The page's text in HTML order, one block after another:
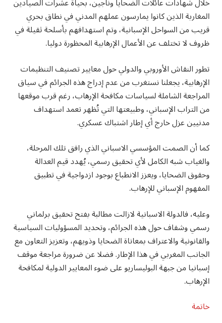
المغاربة الذين كانوا يمارسون عملهم المدني في نطاق بحري
قريب من السواحل الإسبانية، وتم استهدافهم بأسلحة ثقيلة في
ظروف لا تختلف عن الأعمال الإرهابية المحظورة دوليا.
تطور النقاش الأوروبي والدولي حول معايير تصنيف التنظيمات
الإرهابية، يجعلنا نستغرب من عدم إدراج هذه الجرائم في سياق
المراجعة الشاملة لسياسات مكافحة الإرهاب، رغم قرب موقعها
من التراب الإسباني، وطبيعتها التي تُظهر تعمد استهداف
مدنيين عزل خارج أي إطار اشتباك عسكري.
كما أن الصمت المؤسسي الاسباني الذي رافق تلك المرحلة،
والغياب شبه الكامل لأي تحقيق رسمي، يُهدد قيم العدالة
وحقوق الضحايا، ويعزز الانطباع بوجود ازدواجية في تطبيق
المفهوم الإسباني للإرهاب.
وعليه، فالدولة الاسبانية لازالت مطالبة بفتح تحقيق برلماني
رسمي وشفاف حول هذه الجرائم، وتحديد المسؤوليات السياسية
والقانونية والاعتراف بمعاناة الضحايا وذويهم، وتعزيز التعاون مع
الجانب المغربي في هذا الإطار. فضلا عن ضرورة مراجعة موقف
إسبانيا من جبهة البوليساريو على ضوء المعايير الدولية لمكافحة
الإرهاب.
خاتمة